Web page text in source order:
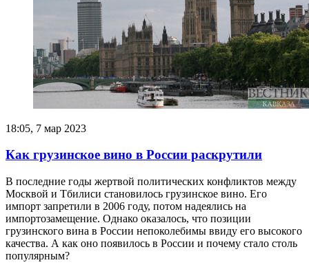
18:05, 7 мар 2023
Как грузинское вино в России раскрутили
В последние годы жертвой политических конфликтов между
Москвой и Тбилиси становилось грузинское вино. Его
импорт запретили в 2006 году, потом надеялись на
импортозамещение. Однако оказалось, что позиции
грузинского вина в России непоколебимы ввиду его высокого
качества. А как оно появилось в России и почему стало столь
популярным?